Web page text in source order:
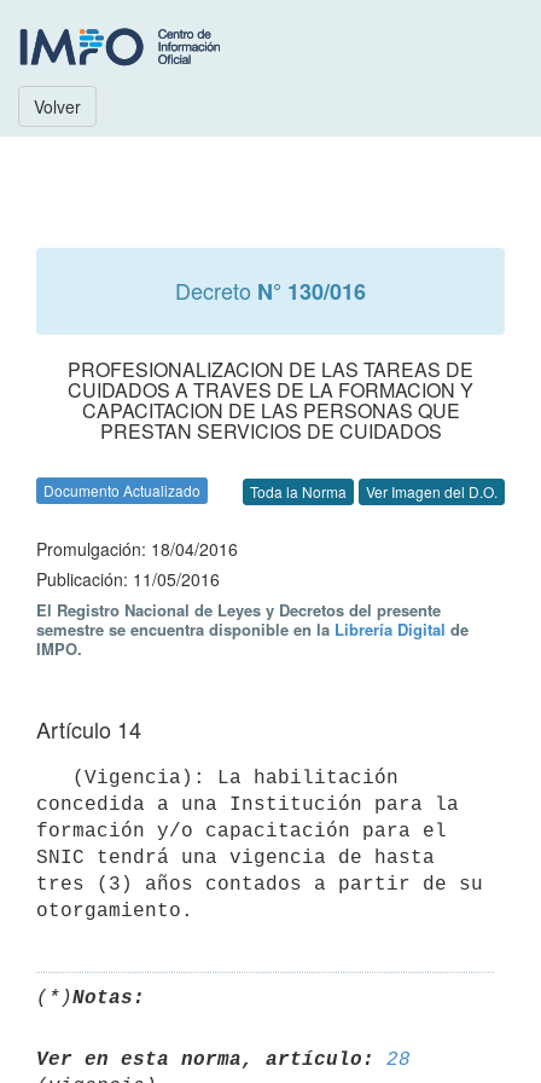
Volver
Decreto N° 130/016
PROFESIONALIZACION DE LAS TAREAS DE
CUIDADOS A TRAVES DE LA FORMACION Y
CAPACITACION DE LAS PERSONAS QUE
PRESTAN SERVICIOS DE CUIDADOS
Documento Actualizado Toda la Norma Ver Imagen del D.O.
Promulgación: 18/04/2016
Publicación: 11/05/2016
El Registro Nacional de Leyes y Decretos del presente
semestre se encuentra disponible en la Librería Digital de
IMPO.
Artículo 14
concedida a una Institución para la
formación y/o capacitación para el
SNIC tendrá una vigencia de hasta
tres (3) años contados a partir de su
(*)Notas:
Ver en esta norma, artículo:
28